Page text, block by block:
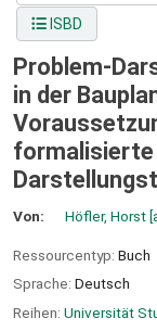
ISBD
Problem-
in der
formalisierte
Von: Höfler, Horst
Ressourcentyp: Buch
Sprache: Deutsch
Reihen: Universität